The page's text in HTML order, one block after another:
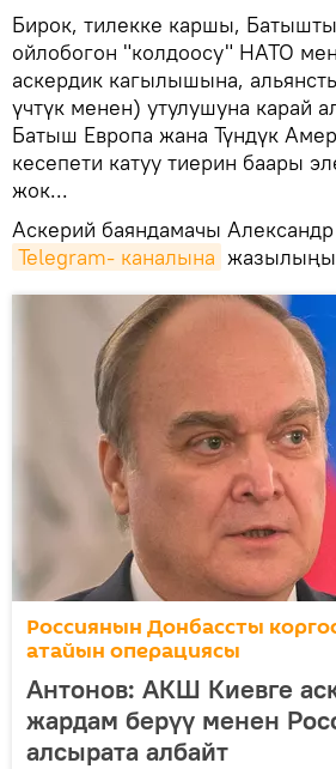
Бирок, тилекке каршы,
ойлобогон "колдоосу" НАТО
аскердик кагылышына,
үчтүк менен) утулушуна карай
Батыш Европа жана Түндүк
кесепети катуу тиерин баары
жок...
Аскерий баяндамачы
Telegram- каналына
Россиянын Донбассты
атайын операциясы
Антонов: АКШ Киевге
жардам берүү менен
алсырата албайт